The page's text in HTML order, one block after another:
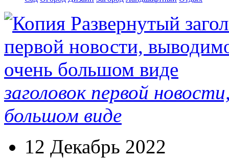
заголовок первой
большом виде
12 Декабрь 2022